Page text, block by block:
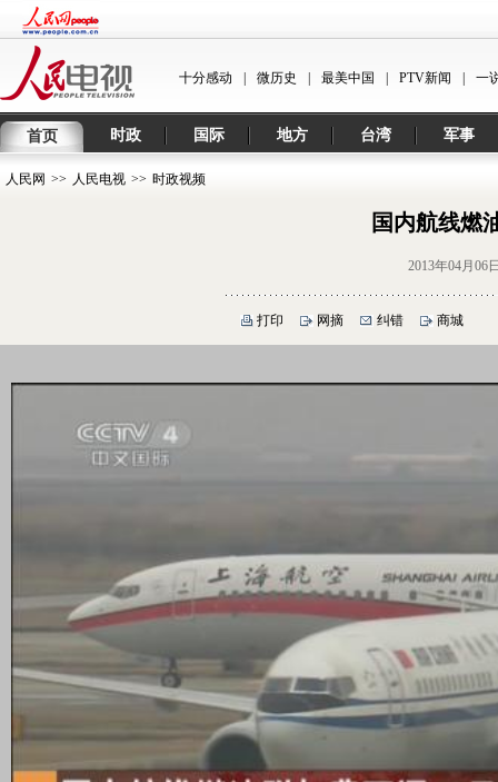
十分感动 微历史 最美中国 PTV新闻 一
首页 时政 国际 地方 台湾 军事
人民网 >> 人民电视 >> 时政视频
国内航线燃
2013年04月06
打印 网摘 纠错 商城